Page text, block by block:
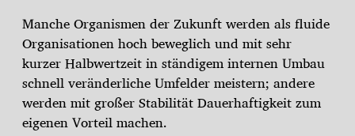
Manche Organismen der Zukunft werden als fluide
Organisationen hoch beweglich und mit sehr
kurzer Halbwertzeit in ständigem internen Umbau
schnell veränderliche Umfelder meistern; andere
werden mit großer Stabilität Dauerhaftigkeit zum
eigenen Vorteil machen.